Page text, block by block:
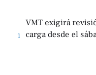
1
VMT exigirá
carga desde el